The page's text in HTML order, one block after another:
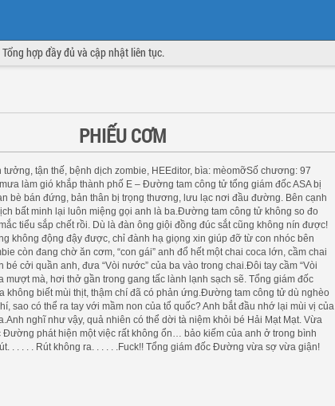
hợp đầy đủ và cập nhật liên tục.
PHIẾU CƠM
tận thế, bệnh dịch zombie, HEEditor, bìa: mèomỡSố chương: 97
làm gió khắp thành phố E – Đường tam công tử tổng giám đốc ASA bị
bè bán đứng, bản thân bị trọng thương, lưu lạc nơi đầu đường. Bên cạnh
bất minh lại luôn miệng gọi anh là ba.Đường tam công tử không so đo
tiểu sắp chết rồi. Dù là đàn ông giội đồng đúc sắt cũng không nín được!
không động đậy được, chỉ đành hạ giọng xin giúp đỡ từ con nhóc bên
còn đang chờ ăn cơm, “con gái” anh đổ hết một chai coca lớn, cầm chai
bé cởi quần anh, đưa “Vòi nước” của ba vào trong chai.Đôi tay cầm “Vòi
mượt mà, hơi thở gần trong gang tấc lành lạnh sạch sẽ. Tổng giám đốc
không biết mùi thịt, thậm chí đã có phản ứng.Đường tam công tử dù nghèo
sao có thể ra tay với mầm non của tổ quốc? Anh bắt đầu nhớ lại mùi vị của
nghĩ như vậy, quả nhiên có thể dời tà niệm khỏi bé Hải Mạt Mạt. Vừa
Đường phát hiện một việc rất không ổn… bảo kiếm của anh ở trong bình
. . . . . Rút không ra. . . . . .Fuck!! Tổng giám đốc Đường vừa sợ vừa giận!